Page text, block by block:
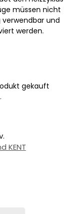
müssen nicht
und
werden.
gekauft
KENT